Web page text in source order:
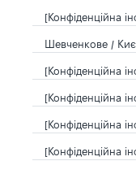
[Конфіденційна
Шевченкове /
[Конфіденційна
[Конфіденційна
[Конфіденційна
[Конфіденційна